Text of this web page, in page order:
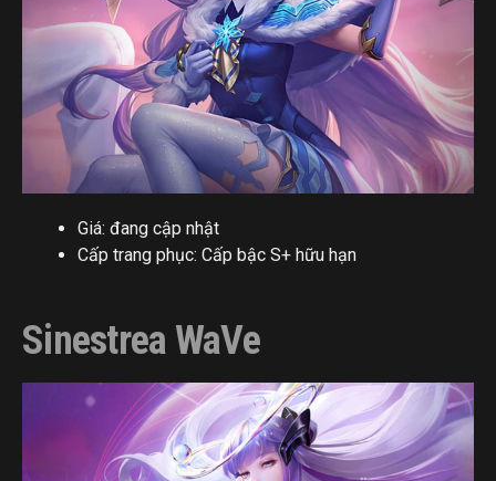
Giá: đang cập nhật
Cấp trang phục: Cấp bậc S+ hữu hạn
Sinestrea WaVe